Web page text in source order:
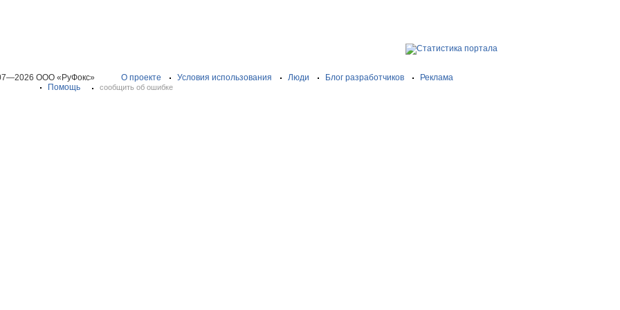
ООО «РуФокс» О проекте Условия использования Люди Блог разработчиков
Реклама
Помощь
сообщить об ошибке